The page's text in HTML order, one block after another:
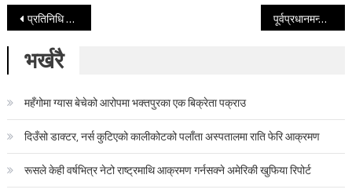
Post navigation
प्रतिनिधि सभाको पहिलो बैठक सुरु हुने वित्तिकै अवरोध, एमाले सांसदको आपत्ति पूर्वप्रधानमन्त्री ओलीलाई रिहा गर्न एमालेको माग
भर्खरै
महँगोमा ग्यास बेचेको आरोपमा भक्तपुरका एक बिक्रेता पक्राउ
दिउँसो डाक्टर, नर्स कुटिएको कालीकोटको पलाँता अस्पतालमा राति फेरि आक्रमण
रूसले केही वर्षभित्र नेटो राष्ट्रमाथि आक्रमण गर्नसक्ने अमेरिकी खुफिया रिपोर्ट